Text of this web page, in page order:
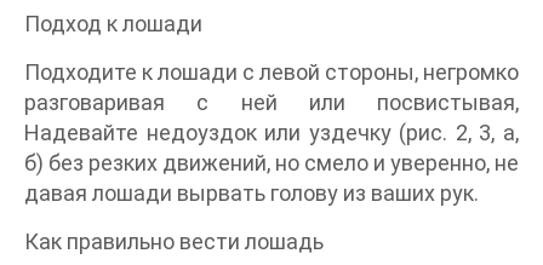
Подход к лошади
Подходите к лошади с левой стороны, негромко
разговаривая с ней или посвистывая,
Надевайте недоуздок или уздечку (рис. 2, 3, а,
б) без резких движений, но смело и уверенно, не
давая лошади вырвать голову из ваших рук.
Как правильно вести лошадь